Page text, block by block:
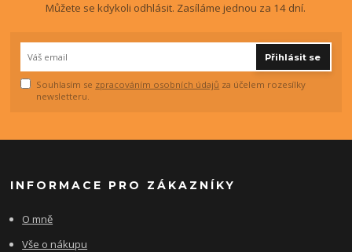
Můžete se kdykoli odhlásit. Zasíláme jednou za 14 dní.
Přihlásit se
Souhlasím se zpracováním osobních údajů za účelem rozesílky
newsletteru.
INFORMACE PRO ZÁKAZNÍKY
O mně
Vše o nákupu